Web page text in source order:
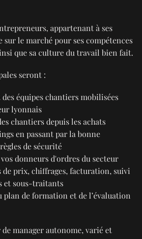
appartenant à ses
sur le marché pour ses compétences
que sa culture du travail bien fait.
seront :
des équipes chantiers mobilisées
lyonnais
chantiers depuis les achats
en passant par la bonne
de sécurité
donneurs d'ordres du secteur
de prix, chiffrages, facturation, suivi
et sous-traitants
plan de formation et de l’évaluation
manager autonome, varié et